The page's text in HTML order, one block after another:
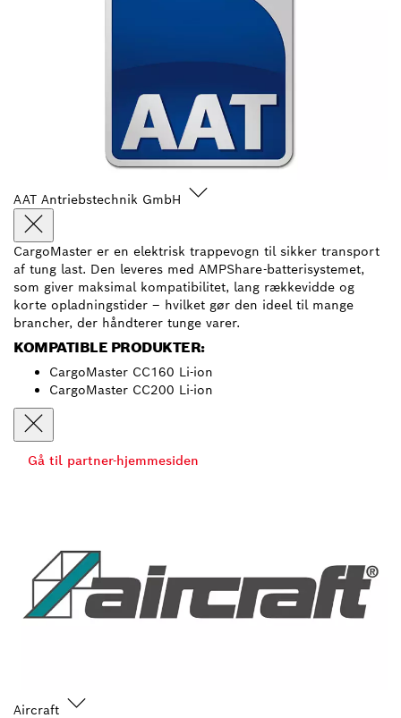
AAT Antriebstechnik GmbH
CargoMaster er en elektrisk trappevogn til sikker transport
af tung last. Den leveres med AMPShare-batterisystemet,
som giver maksimal kompatibilitet, lang rækkevidde og
korte opladningstider – hvilket gør den ideel til mange
brancher, der håndterer tunge varer.
KOMPATIBLE PRODUKTER:
CargoMaster CC160 Li-ion
CargoMaster CC200 Li-ion
Gå til partner-hjemmesiden
Aircraft